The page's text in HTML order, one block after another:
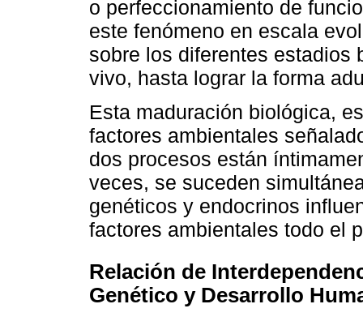
o perfeccionamiento de
este fenómeno en escala
sobre los diferentes estadios
vivo, hasta lograr la forma
Esta maduración biológica,
factores ambientales
dos procesos están
veces, se suceden
genéticos y endocrinos
factores ambientales todo el
Relación de
Genético y Desarrollo